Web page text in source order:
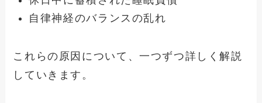
自律神経のバランスの乱れ
これらの原因について、一つずつ詳しく解説
していきます。